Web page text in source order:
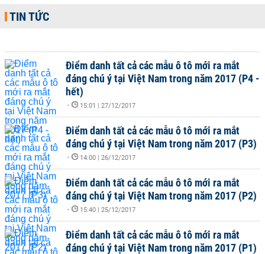
TIN TỨC
Điểm danh tất cả các mẫu ô tô mới ra mắt
đáng chú ý tại Việt Nam trong năm 2017 (P4 -
hết)
- 15:01 | 27/12/2017
Điểm danh tất cả các mẫu ô tô mới ra mắt
đáng chú ý tại Việt Nam trong năm 2017 (P3)
- 14:00 | 26/12/2017
Điểm danh tất cả các mẫu ô tô mới ra mắt
đáng chú ý tại Việt Nam trong năm 2017 (P2)
- 15:40 | 25/12/2017
Điểm danh tất cả các mẫu ô tô mới ra mắt
đáng chú ý tại Việt Nam trong năm 2017 (P1)